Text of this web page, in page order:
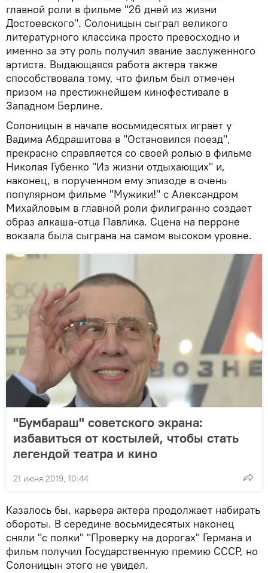
главной роли в фильме "26 дней из жизни
Достоевского". Солоницын сыграл великого
литературного классика просто превосходно и
именно за эту роль получил звание заслуженного
артиста. Выдающаяся работа актера также
способствовала тому, что фильм был отмечен
призом на престижнейшем кинофестивале в
Западном Берлине.
Солоницын в начале восьмидесятых играет у
Вадима Абдрашитова в "Остановился поезд",
прекрасно справляется со своей ролью в фильме
Николая Губенко "Из жизни отдыхающих" и,
наконец, в порученном ему эпизоде в очень
популярном фильме "Мужики!" с Александром
Михайловым в главной роли филигранно создает
образ алкаша-отца Павлика. Сцена на перроне
вокзала была сыграна на самом высоком уровне.
"Бумбараш" советского экрана:
избавиться от костылей, чтобы стать
легендой театра и кино
21 июня 2019, 10:44
Казалось бы, карьера актера продолжает набирать
обороты. В середине восьмидесятых наконец
сняли "с полки" "Проверку на дорогах" Германа и
фильм получил Государственную премию СССР, но
Солоницын этого не увидел.